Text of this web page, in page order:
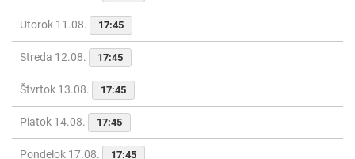
Utorok 11.08. 17:45
Streda 12.08. 17:45
Štvrtok 13.08. 17:45
Piatok 14.08. 17:45
Pondelok 17.08. 17:45